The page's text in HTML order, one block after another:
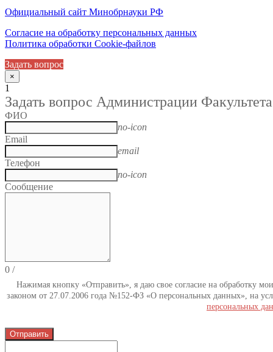
Официальный сайт Минобрнауки РФ
Согласие на обработку персональных данных
Политика обработки Cookie-файлов
Задать вопрос
×
1
Задать вопрос Администрации Факультета
ФИО
no-icon
Email
email
Телефон
no-icon
Сообщение
0 /
Нажимая кнопку «Отправить», я даю свое согласие на обработку
законом от 27.07.2006 года №152-ФЗ «О персональных данных», на
персональных
Отправить